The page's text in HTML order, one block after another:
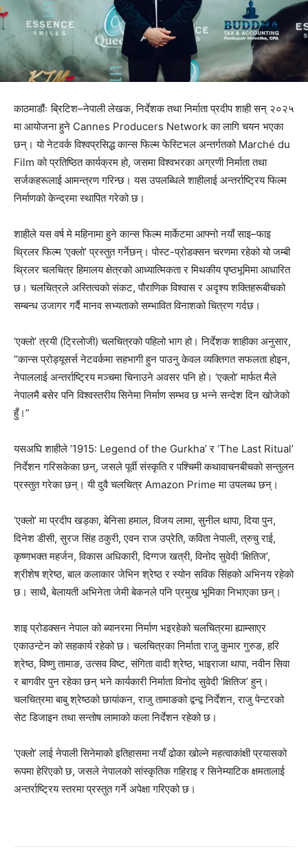
काठमाडौंः ब्रिटिश–नेपाली लेखक, निर्देशक तथा निर्माता प्रदीप शाही सन् २०२५
मा आयोजना हुने Cannes Producers Network का लागि चयन भएका
छन्। यो नेटवर्क विश्वप्रसिद्ध कान्स फिल्म फेस्टिभल अन्तर्गतको Marché du
Film को प्रतिष्ठित कार्यक्रम हो, जसमा विश्वभरका अग्रणी निर्माता तथा
सर्जकहरूलाई आमन्त्रण गरिन्छ। यस उपलब्धिले शाहीलाई अन्तर्राष्ट्रिय फिल्म
निर्माणको केन्द्रमा स्थापित गरेको छ।
शाहीले यस वर्ष मे महिनामा हुने कान्स फिल्म मार्केटमा आफ्नो नयाँ साइ–फाइ
थ्रिलर फिल्म ‘एक्लो’ प्रस्तुत गर्नेछन्। पोस्ट-प्रोडक्सन चरणमा रहेको यो जम्बी
थ्रिलर चलचित्र हिमालय क्षेत्रको आध्यात्मिकता र मिथकीय पृष्ठभूमिमा आधारित
छ। चलचित्रले अस्तित्वको संकट, पौराणिक विश्वास र अदृश्य शक्तिहरूबीचको
सम्बन्ध उजागर गर्दै मानव सभ्यताको सम्भावित विनाशको चित्रण गर्दछ।
‘एक्लो’ त्रयी (ट्रिलोजी) चलचित्रको पहिलो भाग हो। निर्देशक शाहीका अनुसार,
“कान्स प्रोड्यूसर्स नेटवर्कमा सहभागी हुन पाउनु केवल व्यक्तिगत सफलता होइन,
नेपाललाई अन्तर्राष्ट्रिय मञ्चमा चिनाउने अवसर पनि हो। ‘एक्लो’ मार्फत मैले
नेपालमै बसेर पनि विश्वस्तरीय सिनेमा निर्माण सम्भव छ भन्ने सन्देश दिन खोजेको
हुँ।”
यसअघि शाहीले ‘1915: Legend of the Gurkha’ र ‘The Last Ritual’
निर्देशन गरिसकेका छन्, जसले पूर्वी संस्कृति र पश्चिमी कथावाचनबीचको सन्तुलन
प्रस्तुत गरेका छन्। यी दुवै चलचित्र Amazon Prime मा उपलब्ध छन्।
‘एक्लो’ मा प्रदीप खड्का, बेनिसा हमाल, विजय लामा, सुनील थापा, दिया पुन,
दिनेश डीसी, सुरज सिंह ठकुरी, एवन राज उप्रेति, कविता नेपाली, त्रुचु राई,
कृष्णभक्त महर्जन, विकास अधिकारी, दिग्गज खत्री, विनोद सुवेदी ‘क्षितिज’,
श्रीशेष श्रेष्ठ, बाल कलाकार जेभिन श्रेष्ठ र स्योन सविक सिंहको अभिनय रहेको
छ। साथै, बेलायती अभिनेता जेमी बेकनले पनि प्रमुख भूमिका निभाएका छन्।
शाइ प्रोडक्सन नेपाल को ब्यानरमा निर्माण भइरहेको चलचित्रमा ह्याम्साएर
एकाउन्टेन को सहकार्य रहेको छ। चलचित्रका निर्माता राजु कुमार गुरुङ, हरि
श्रेष्ठ, विष्णु तामाङ, उत्सव विष्ट, संगिता वादी श्रेष्ठ, भाइराजा थापा, नवीन सिवा
र बागवीर पुन रहेका छन् भने कार्यकारी निर्माता विनोद सुवेदी ‘क्षितिज’ हुन्।
चलचित्रमा बाबु श्रेष्ठको छायांकन, राजु तामाङको द्वन्द्व निर्देशन, राजु पेन्टरको
सेट डिजाइन तथा सन्तोष लामाको कला निर्देशन रहेको छ।
‘एक्लो’ लाई नेपाली सिनेमाको इतिहासमा नयाँ ढोका खोल्ने महत्वाकांक्षी प्रयासको
रूपमा हेरिएको छ, जसले नेपालको सांस्कृतिक गहिराइ र सिनेम्याटिक क्षमतालाई
अन्तर्राष्ट्रिय स्तरमा प्रस्तुत गर्ने अपेक्षा गरिएको छ।